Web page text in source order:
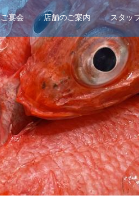
ご宴会 店舗のご案内 スタッ